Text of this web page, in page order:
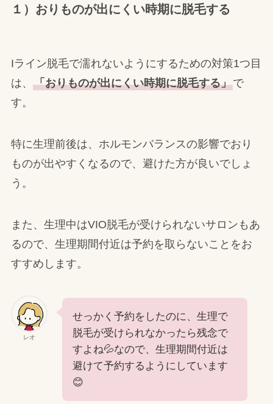
１）おりものが出にくい時期に脱毛する
Iライン脱毛で濡れないようにするための対策1つ目
は、 「おりものが出にくい時期に脱毛する」で
す。
特に生理前後は、ホルモンバランスの影響でおり
ものが出やすくなるので、避けた方が良いでしょ
う。
また、生理中はVIO脱毛が受けられないサロンもあ
るので、生理期間付近は予約を取らないことをお
すすめします。
レオ
せっかく予約をしたのに、生理で
脱毛が受けられなかったら残念で
すよね💦なので、生理期間付近は
避けて予約するようにしています
😊